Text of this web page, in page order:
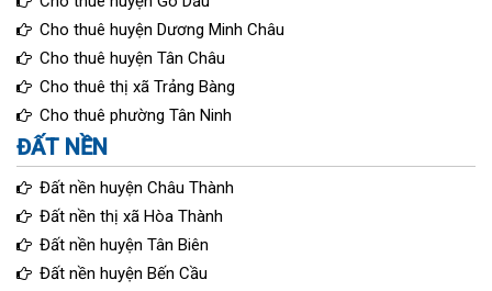
Cho thuê huyện Dương Minh Châu
Cho thuê huyện Tân Châu
Cho thuê thị xã Trảng Bàng
Cho thuê phường Tân Ninh
ĐẤT NỀN
Đất nền huyện Châu Thành
Đất nền thị xã Hòa Thành
Đất nền huyện Tân Biên
Đất nền huyện Bến Cầu